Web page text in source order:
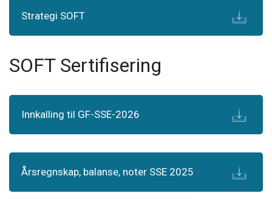
Strategi SOFT
SOFT Sertifisering
Innkalling til GF-SSE-2026
Årsregnskap, balanse, noter SSE 2025